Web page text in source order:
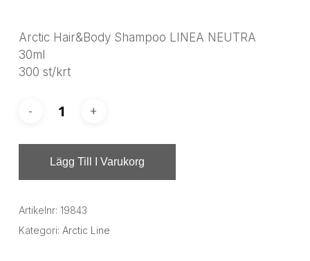
Arctic Hair&Body Shampoo LINEA NEUTRA
30ml
300 st/krt
Lägg Till I Varukorg
Artikelnr: 19843
Kategori: Arctic Line